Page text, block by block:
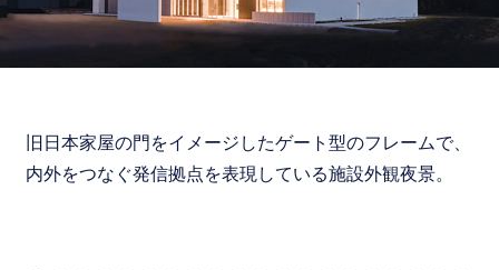
旧日本家屋の門をイメージしたゲート型のフレームで、
内外をつなぐ発信拠点を表現している施設外観夜景。